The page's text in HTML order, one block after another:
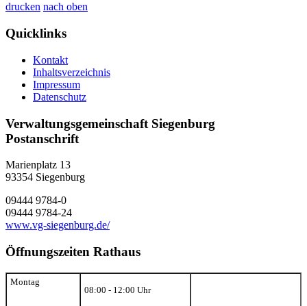
drucken nach oben
Quicklinks
Kontakt
Inhaltsverzeichnis
Impressum
Datenschutz
Verwaltungsgemeinschaft Siegenburg
Postanschrift
Marienplatz 13
93354 Siegenburg
09444 9784-0
09444 9784-24
www.vg-siegenburg.de/
Öffnungszeiten Rathaus
Montag
08:00 - 12:00 Uhr